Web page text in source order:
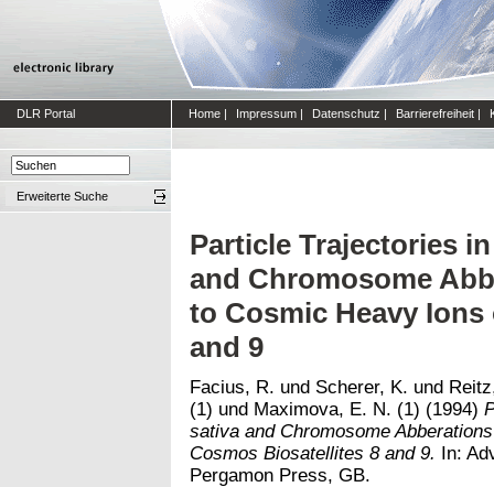
DLR Portal Home | Impressum | Datenschutz | Barrierefreiheit |
Erweiterte Suche
Particle Trajectories
and Chromosome
to Cosmic Heavy
and 9
Facius, R. und Scherer, K. und
(1) und Maximova, E. N. (1) (1994)
sativa and Chromosome
Cosmos Biosatellites 8 and 9. In:
Pergamon Press, GB.